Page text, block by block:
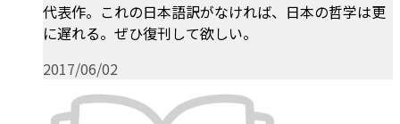
代表作。これの日本語訳がなければ、日本の哲学は更
に遅れる。ぜひ復刊して欲しい。
2017/06/02